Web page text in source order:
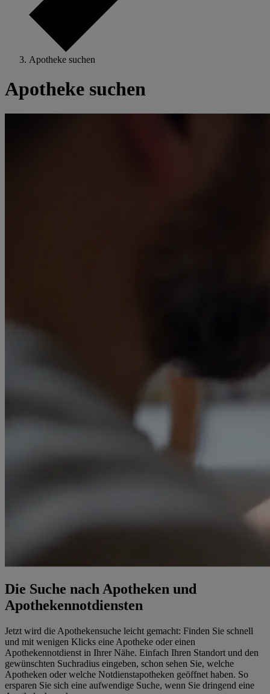
Apotheke suchen
Apotheke suchen
Die Suche nach Apotheken und
Apothekennotdiensten
Jetzt wird die Apothekensuche leicht gemacht: Finden Sie schnell
und mit wenigen Klicks eine Apotheke oder einen
Apothekennotdienst in Ihrer Nähe. Einfach Ihren Standort und den
gewünschten Suchradius eingeben, schon sehen Sie, welche
Apotheken oder welche Notdienstapotheken geöffnet haben. So
ersparen Sie sich eine aufwendige Suche, wenn Sie dringend eine